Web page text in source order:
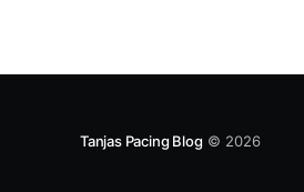
Tanjas Pacing Blog© 2026